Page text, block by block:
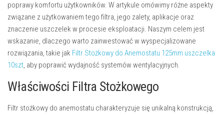
poprawy komfortu użytkowników. W artykule omówimy różne aspekty
związane z użytkowaniem tego filtra, jego zalety, aplikacje oraz
znaczenie uszczelek w procesie eksploatacji. Naszym celem jest
wskazanie, dlaczego warto zainwestować w wyspecjalizowane
rozwiązania, takie jak Filtr Stożkowy do Anemostatu 125mm uszczelka
10szt, aby poprawić wydajność systemów wentylacyjnych.
Właściwości Filtra Stożkowego
Filtr stożkowy do anemostatu charakteryzuje się unikalną konstrukcją,